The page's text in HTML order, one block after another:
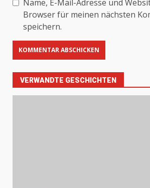
Name, E-Mail-Adresse und
Browser für meinen nächsten
speichern.
VERWANDTE GESCHICHTEN